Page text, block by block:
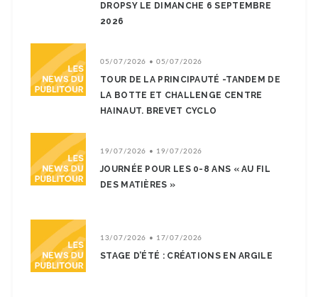
DROPSY LE DIMANCHE 6 SEPTEMBRE
2026
05/07/2026 • 05/07/2026
TOUR DE LA PRINCIPAUTÉ -TANDEM DE
LA BOTTE ET CHALLENGE CENTRE
HAINAUT. BREVET CYCLO
19/07/2026 • 19/07/2026
JOURNÉE POUR LES 0-8 ANS « AU FIL
DES MATIÈRES »
13/07/2026 • 17/07/2026
STAGE D’ÉTÉ : CRÉATIONS EN ARGILE